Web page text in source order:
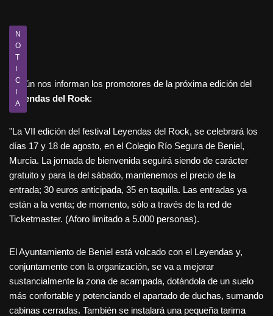
N
O
T
I
C
I
A
Según nos informan los promotores de la próxima edición del
Leyendas del Rock:
"La VII edición del festival Leyendas del Rock, se celebrará los
días 17 y 18 de agosto, en el Colegio Río Segura de Beniel,
Murcia. La jornada de bienvenida seguirá siendo de carácter
gratuito y para la del sábado, mantenemos el precio de la
entrada; 30 euros anticipada, 35 en taquilla. Las entradas ya
están a la venta; de momento, sólo a través de la red de
Ticketmaster. (Aforo limitado a 5.000 personas).
El Ayuntamiento de Beniel está volcado con el Leyendas y,
conjuntamente con la organización, se va a mejorar
sustancialmente la zona de acampada, dotándola de un suelo
más confortable y potenciando el apartado de duchas, sumando
cabinas cerradas. También se instalará una pequeña tarima